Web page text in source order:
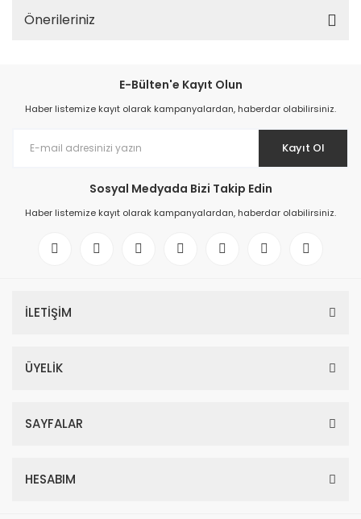
Önerileriniz
E-Bülten'e Kayıt Olun
Haber listemize kayıt olarak kampanyalardan, haberdar olabilirsiniz.
Kayıt Ol
Sosyal Medyada Bizi Takip Edin
Haber listemize kayıt olarak kampanyalardan, haberdar olabilirsiniz.
İLETİŞİM
ÜYELİK
SAYFALAR
HESABIM